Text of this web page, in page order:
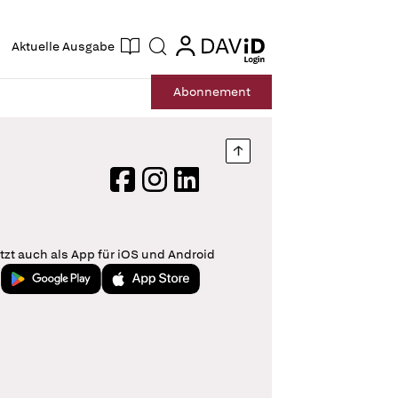
Aktuelle Ausgabe Suche login
login
Abonnement
Nach oben springen
FacebookInstagram
LinkedIn
auch als App für iOS und Android
Jetzt bei Google PlayLaden im App Store